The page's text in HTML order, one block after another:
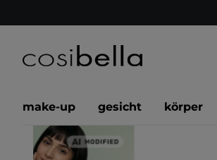
make-up gesicht körper